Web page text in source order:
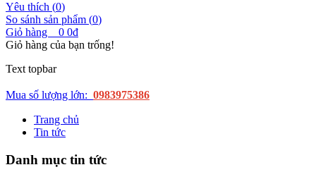
Yêu thích (0)
So sánh sản phẩm (0)
Giỏ hàng
0 0đ
Giỏ hàng của bạn trống!
Text topbar
Mua số lượng lớn: 0983975386
Trang chủ
Tin tức
Danh mục tin tức